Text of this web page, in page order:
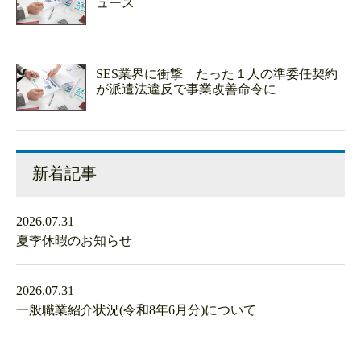
SES業界に衝撃 たった１人の準委任契約
が派遣法違反で事業改善命令に
新着記事
2026.07.31
夏季休暇のお知らせ
2026.07.31
一般職業紹介状況(令和8年6月分)について